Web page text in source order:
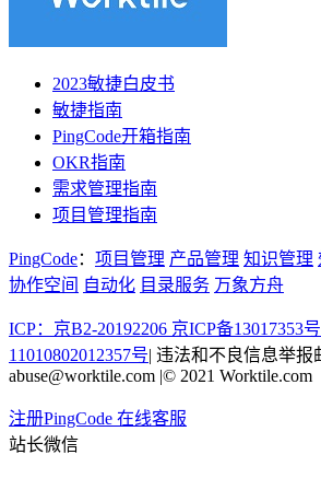
2023敏捷白皮书
敏捷指南
PingCode开箱指南
OKR指南
需求管理指南
项目管理指南
PingCode： 项目管理 产品管理 知识管理
协作空间 自动化 目录服务 万象方舟
ICP：京B2-20192206 京ICP备13017353号
11010802012357号| 违法和不良信息举报
abuse@worktile.com |© 2021 Worktile.com
注册PingCode 在线客服
站长微信